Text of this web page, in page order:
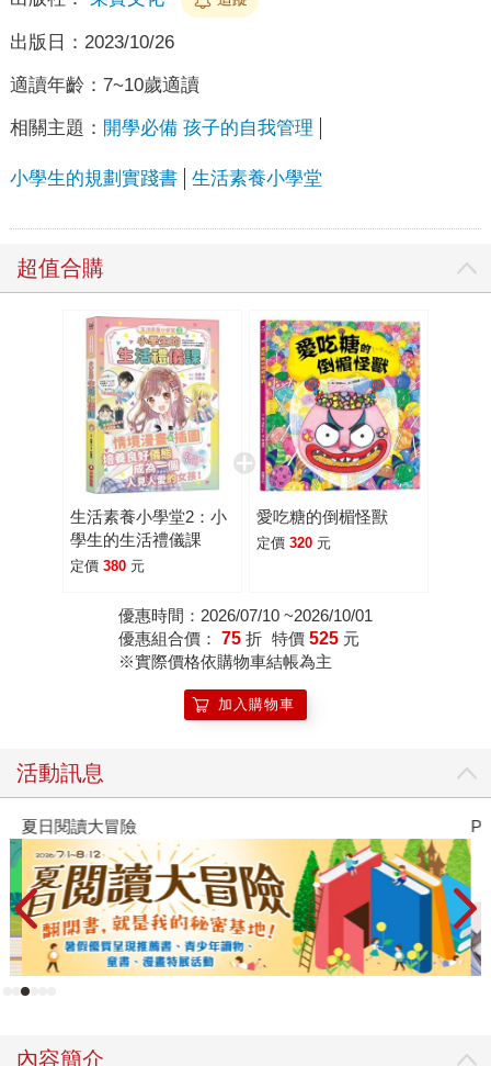
出版日： 2023/10/26
適讀年齡： 7~10歲適讀
相關主題： 開學必備 孩子的自我管理
小學生的規劃實踐書 生活素養小學堂
超值合購
生活素養小學堂2：小
學生的生活禮儀課
定價 380 元
愛吃糖的倒楣怪獸
定價 320 元
優惠時間：2026/07/10 ~2026/10/01
優惠組合價： 75 折 特價 525 元
※實際價格依購物車結帳為主
加入購物車
活動訊息
夏日閱讀大冒險
內容簡介